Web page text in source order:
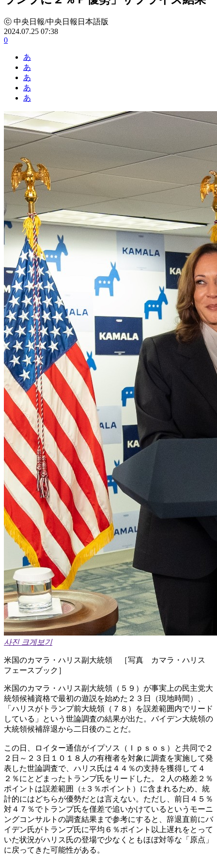
ⓒ 中央日報/中央日報日本語版
2024.07.25 07:38
0
あ
あ
あ
あ
あ
사진 크게보기
米国のカマラ・ハリス副大統領 ［写真 カマラ・ハリス
フェースブック］
米国のカマラ・ハリス副大統領（５９）が事実上の民主党大
統領候補資格で最初の遊説を始めた２３日（現地時間）、
「ハリスがトランプ前大統領（７８）を誤差範囲内でリード
している」という世論調査の結果が出た。バイデン大統領の
大統領候補辞退から二日後のことだ。
この日、ロイター通信がイプソス（Ｉｐｓｏｓ）と共同で２
２日～２３日１０１８人の有権者を対象に調査を実施して発
表した世論調査で、ハリス氏は４４％の支持を獲得して４
２％にとどまったトランプ氏をリードした。２人の格差２％
ポイントは誤差範囲（±３％ポイント）に含まれるため、統
計的にはどちらが優勢だとは言えない。ただし、前日４５％
対４７％でトランプ氏を僅差で追いかけているというモーニ
ングコンサルトの調査結果まで参考にすると、辞退直前にバ
イデン氏がトランプ氏に平均６％ポイント以上遅れをとって
いた状況がハリス氏の登場で少なくともほぼ対等な「原点」
に戻ってきた可能性がある。